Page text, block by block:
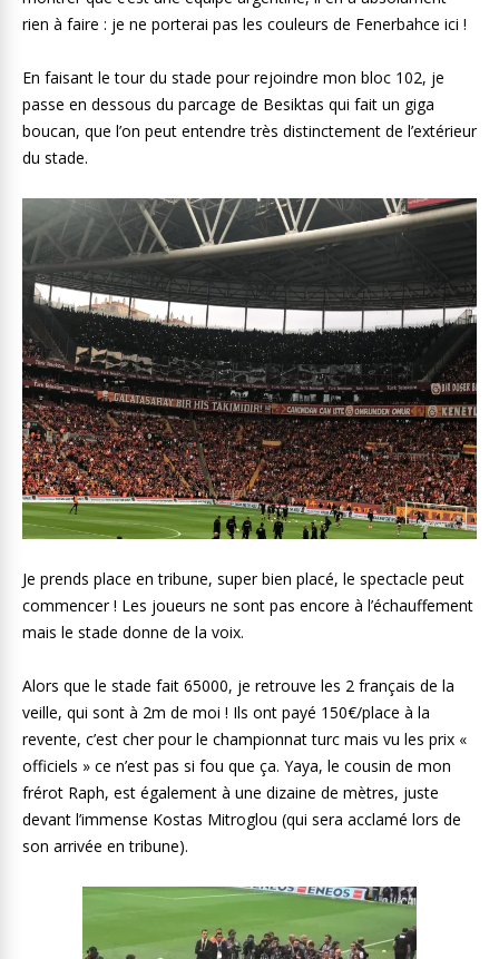
rien à faire : je ne porterai pas les couleurs de Fenerbahce ici !
En faisant le tour du stade pour rejoindre mon bloc 102, je
passe en dessous du parcage de Besiktas qui fait un giga
boucan, que l’on peut entendre très distinctement de l’extérieur
du stade.
Je prends place en tribune, super bien placé, le spectacle peut
commencer ! Les joueurs ne sont pas encore à l’échauffement
mais le stade donne de la voix.
Alors que le stade fait 65000, je retrouve les 2 français de la
veille, qui sont à 2m de moi ! Ils ont payé 150€/place à la
revente, c’est cher pour le championnat turc mais vu les prix «
officiels » ce n’est pas si fou que ça. Yaya, le cousin de mon
frérot Raph, est également à une dizaine de mètres, juste
devant l’immense Kostas Mitroglou (qui sera acclamé lors de
son arrivée en tribune).